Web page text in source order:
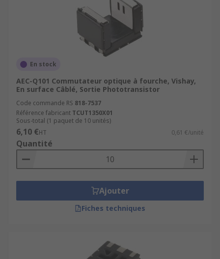
En stock
AEC-Q101 Commutateur optique à fourche, Vishay,
En surface Câblé, Sortie Phototransistor
Code commande RS 818-7537
Référence fabricant TCUT1350X01
Sous-total (1 paquet de 10 unités)
6,10 €HT 0,61 €/unité
Quantité
Ajouter
Fiches techniques